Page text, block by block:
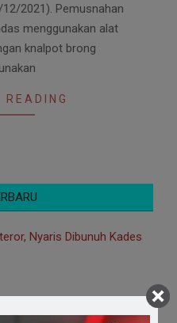
2021). Pemusnahan
menggunakan alat
knalpot brong
READING
Nyaris Dibunuh Kades
Simbol Harmoni